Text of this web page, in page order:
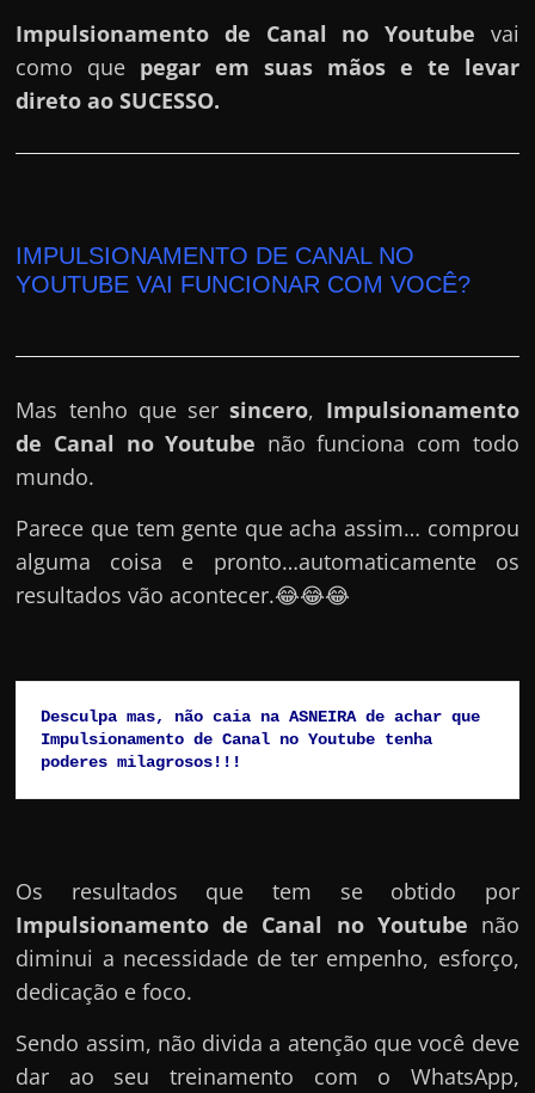
Impulsionamento de Canal no Youtube vai
como que pegar em suas mãos e te levar
direto ao SUCESSO.
IMPULSIONAMENTO DE CANAL NO
YOUTUBE VAI FUNCIONAR COM VOCÊ?
Mas tenho que sersincero, Impulsionamento
de Canal no Youtube não funciona com todo
mundo.
Parece que tem gente que acha assim… comprou
alguma coisa e pronto…automaticamente os
resultados vão acontecer.😂😂😂
Desculpa mas, não caia na ASNEIRA de achar que
Impulsionamento de Canal no Youtube tenha
poderes milagrosos!!!
Os resultados que tem se obtido por
Impulsionamento de Canal no Youtube não
diminui a necessidade de ter empenho, esforço,
dedicação e foco.
Sendo assim, não divida a atenção que você deve
dar ao seu treinamento com o WhatsApp,